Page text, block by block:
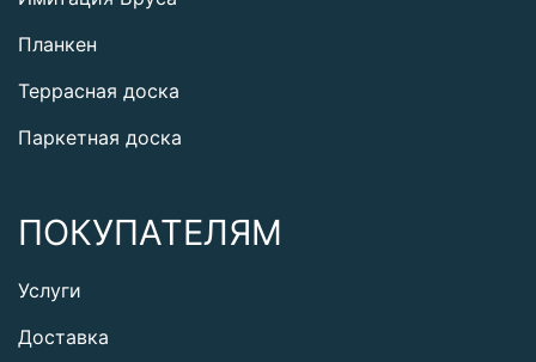
Планкен
Террасная доска
Паркетная доска
ПОКУПАТЕЛЯМ
Услуги
Доставка